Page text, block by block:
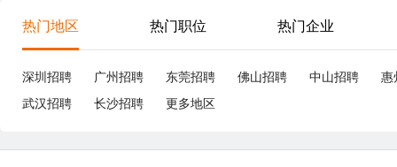
热门地区 热门职位 热门企业
深圳招聘 广州招聘 东莞招聘 佛山招聘 中山招聘
惠
武汉招聘
长沙招聘 更多地区